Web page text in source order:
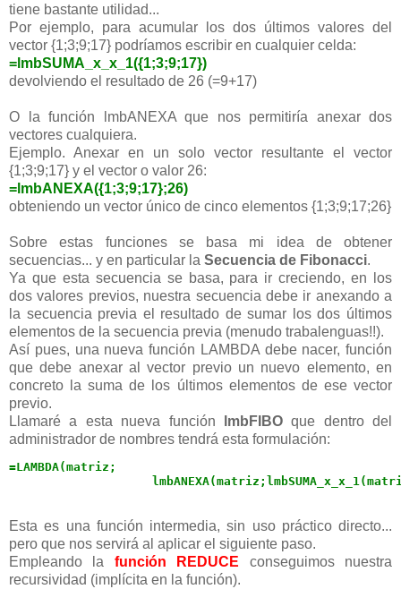
tiene bastante utilidad...
Por ejemplo, para acumular los dos últimos valores del
vector {1;3;9;17} podríamos escribir en cualquier celda:
=lmbSUMA_x_x_1({1;3;9;17})
devolviendo el resultado de 26 (=9+17)
O la función lmbANEXA que nos permitiría anexar dos
vectores cualquiera.
Ejemplo. Anexar en un solo vector resultante el vector
{1;3;9;17} y el vector o valor 26:
=lmbANEXA({1;3;9;17};26)
obteniendo un vector único de cinco elementos {1;3;9;17;26}
Sobre estas funciones se basa mi idea de obtener
secuencias... y en particular la Secuencia de Fibonacci.
Ya que esta secuencia se basa, para ir creciendo, en los
dos valores previos, nuestra secuencia debe ir anexando a
la secuencia previa el resultado de sumar los dos últimos
elementos de la secuencia previa (menudo trabalenguas!!).
Así pues, una nueva función LAMBDA debe nacer, función
que debe anexar al vector previo un nuevo elemento, en
concreto la suma de los últimos elementos de ese vector
previo.
Llamaré a esta nueva función
lmbFIBOque dentro del
administrador de nombres tendrá esta formulación:
=LAMBDA(matriz;
Esta es una función intermedia, sin uso práctico directo...
pero que nos servirá al aplicar el siguiente paso.
Empleando la función REDUCE conseguimos nuestra
recursividad (implícita en la función).